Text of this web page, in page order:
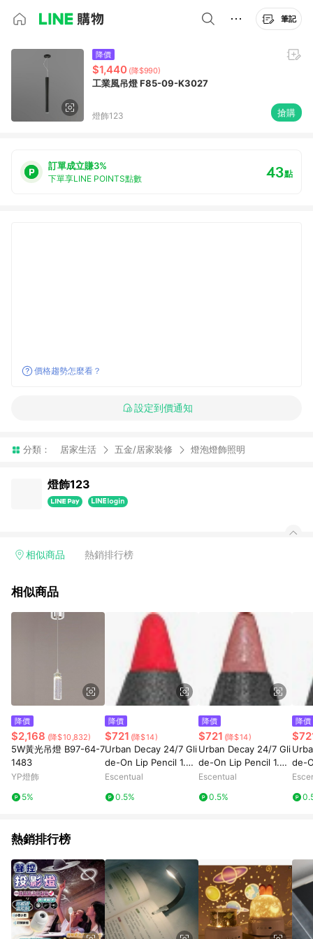
筆記
降價
$1,440 (降$990)
工業風吊燈 F85-09-K3027
燈飾123 搶購
訂單成立賺3%
下單享LINE POINTS點數 43點
價格趨勢怎麼看？
設定到價通知
分類： 居家生活 五金/居家裝修 燈泡燈飾照明
燈飾123
相似商品 熱銷排行榜
相似商品
降價
$2,168 (降$10,832)
5W黃光吊燈 B97-64-7
1483
YP燈飾
5%
降價
$721 (降$14)
Urban Decay 24/7 Gli
de-On Lip Pencil 1.2g
714
Escentual
0.5%
降價
$721 (降$14)
Urban Decay 24/7 Gli
de-On Lip Pencil 1.2g
Peyote
Escentual
0.5%
降價
de-
熱銷排行榜